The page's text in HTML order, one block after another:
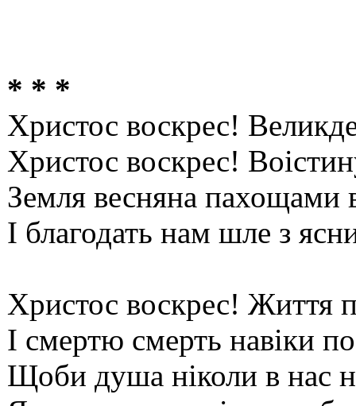
* * *
Христос воскрес!
Христос воскрес!
Земля весняна пахощами
І благодать нам шле з
Христос воскрес! Життя
І смертю смерть навіки
Щоби душа ніколи в нас